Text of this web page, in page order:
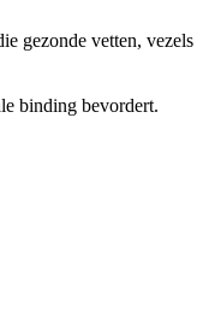
gezonde vetten,
binding bevordert.